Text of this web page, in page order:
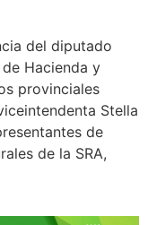
del diputado
Hacienda y
provinciales
Stella
de
de la SRA,